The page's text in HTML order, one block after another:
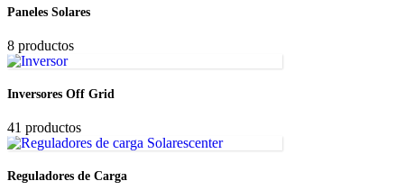
Paneles Solares
8 productos
Inversores Off Grid
41 productos
Reguladores de Carga